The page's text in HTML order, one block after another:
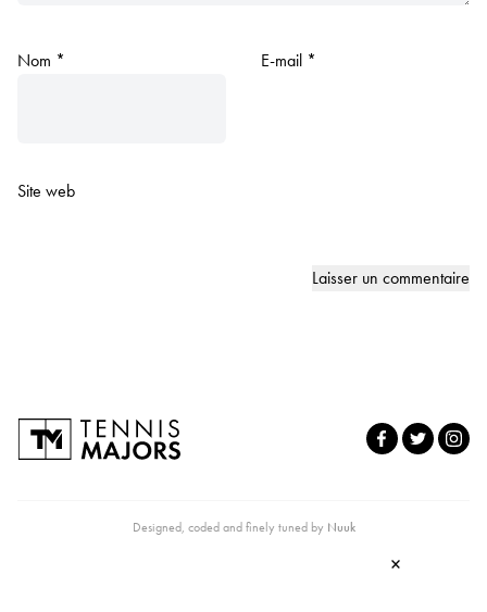
Nom * E-mail *
Site web
Designed, coded and finely tuned by Nuuk
×